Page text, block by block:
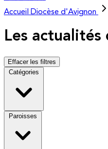
Accueil
Diocèse d'Avignon
Les actualités
Effacer les filtres
Catégories
Paroisses